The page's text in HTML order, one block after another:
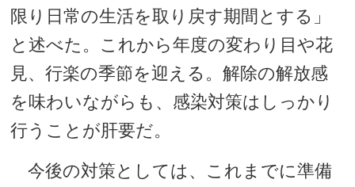
限り日常の生活を取り戻す期間とする」
と述べた。これから年度の変わり目や花
見、行楽の季節を迎える。解除の解放感
を味わいながらも、感染対策はしっかり
行うことが肝要だ。
今後の対策としては、これまでに準備